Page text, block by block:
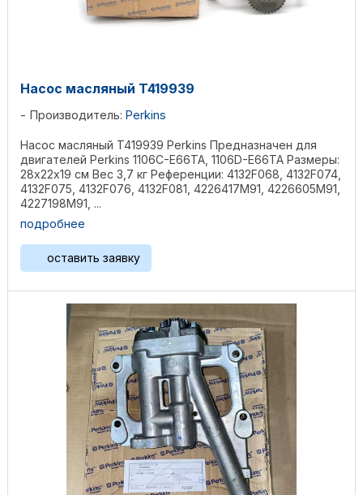
Насос масляный T419939
Производитель: Perkins
Насос масляный T419939 Perkins Предназначен для
двигателей Perkins 1106C-E66TA, 1106D-E66TA Размеры:
28х22х19 см Вес 3,7 кг Референции: 4132F068, 4132F074,
4132F075, 4132F076, 4132F081, 4226417M91, 4226605M91,
4227198M91, ...
подробнее
оставить заявку